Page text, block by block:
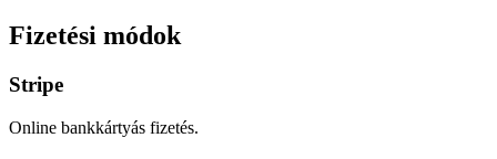
Fizetési módok
Stripe
Online bankkártyás fizetés.